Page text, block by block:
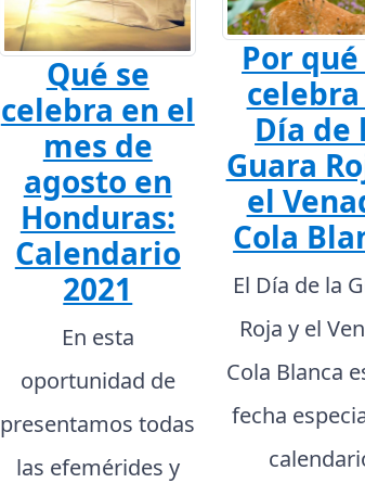
Qué se
celebra en el
mes de
agosto en
Honduras:
Calendario
2021
En esta
oportunidad de
presentamos todas
las efemérides y
Por qué
Día de
Guara
el
Cola
El Día de la
Roja y el
Cola Blanca
fecha